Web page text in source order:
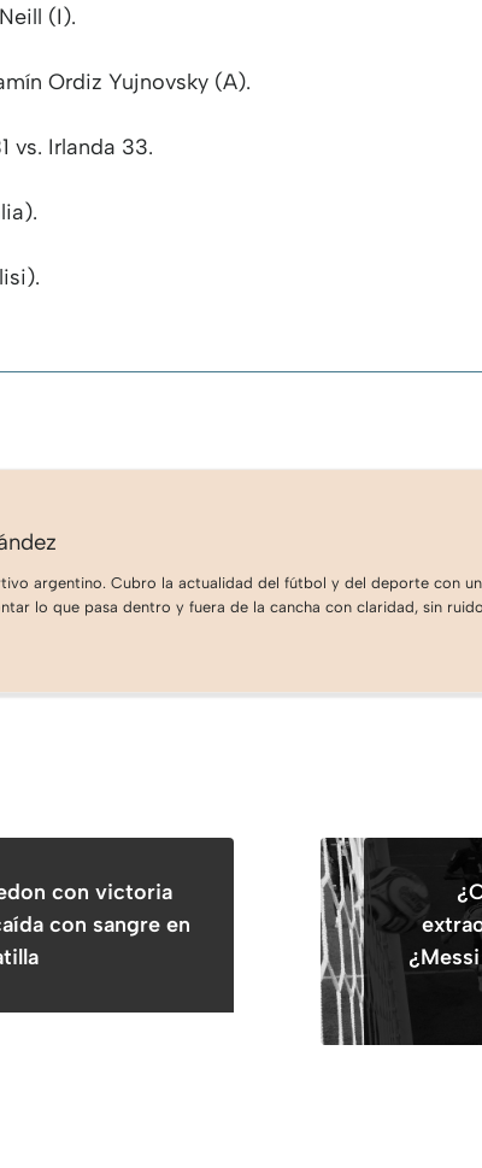
(I).
Ordiz Yujnovsky (A).
vs. Irlanda 33.
argentino. Cubro la actualidad del fútbol y del deporte con
lo que pasa dentro y fuera de la cancha con claridad, sin
con victoria
con sangre en